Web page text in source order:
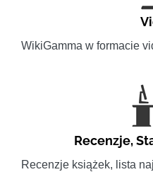
WikiGamma w formacie
Recenzje,
Recenzje książek, lista